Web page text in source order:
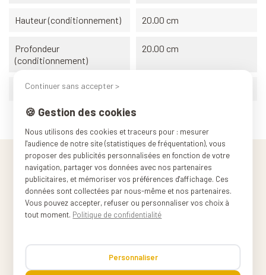
Hauteur (conditionnement) 20.00 cm
Profondeur
(conditionnement)
20.00 cm
Poids (conditionnement)
Continuer sans accepter >
🍪 Gestion des cookies
Nous utilisons des cookies et traceurs pour : mesurer
l'audience de notre site (statistiques de fréquentation), vous
proposer des publicités personnalisées en fonction de votre
navigation, partager vos données avec nos partenaires
publicitaires, et mémoriser vos préférences d'affichage. Ces
données sont collectées par nous-même et nos partenaires.
Vous pouvez accepter, refuser ou personnaliser vos choix à
tout moment. Politique de confidentialité
Personnaliser